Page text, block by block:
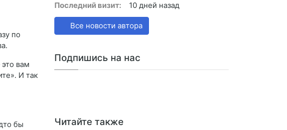
по
вам
И так
бы
Последний визит:
10 дней назад
Все новости автора
Подпишись на нас
Читайте также